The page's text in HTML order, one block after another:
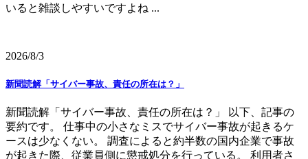
いると雑談しやすいですよね ...
2026/8/3
新聞読解「サイバー事故、責任の所在は？」
新聞読解「サイバー事故、責任の所在は？」 以下、記事の
要約です。 仕事中の小さなミスでサイバー事故が起きるケ
ースは少なくない。 調査によると約半数の国内企業で事故
が起きた際、従業員側に懲戒処分を行っている。 利用者さ